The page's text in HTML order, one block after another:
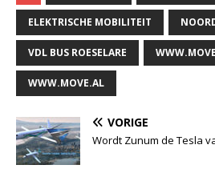
ELEKTRISCHE MOBILITEIT
VDL BUS ROESELARE
WWW.MOVE.AL
VORIGE
Wordt Zunum de Tesla